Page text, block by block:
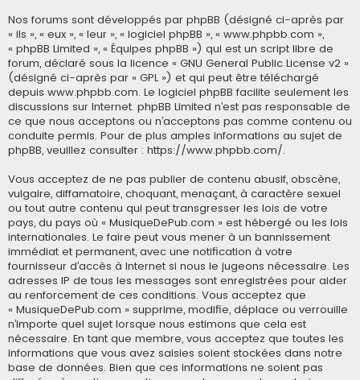
Nos forums sont développés par phpBB (désigné ci-après par
« ils », « eux », « leur », « logiciel phpBB », « www.phpbb.com »,
« phpBB Limited », « Équipes phpBB ») qui est un script libre de
forum, déclaré sous la licence « GNU General Public License v2 »
(désigné ci-après par « GPL ») et qui peut être téléchargé
depuis www.phpbb.com. Le logiciel phpBB facilite seulement les
discussions sur Internet. phpBB Limited n’est pas responsable de
ce que nous acceptons ou n’acceptons pas comme contenu ou
conduite permis. Pour de plus amples informations au sujet de
phpBB, veuillez consulter : https://www.phpbb.com/.
Vous acceptez de ne pas publier de contenu abusif, obscène,
vulgaire, diffamatoire, choquant, menaçant, à caractère sexuel
ou tout autre contenu qui peut transgresser les lois de votre
pays, du pays où « MusiqueDePub.com » est hébergé ou les lois
internationales. Le faire peut vous mener à un bannissement
immédiat et permanent, avec une notification à votre
fournisseur d’accès à Internet si nous le jugeons nécessaire. Les
adresses IP de tous les messages sont enregistrées pour aider
au renforcement de ces conditions. Vous acceptez que
« MusiqueDePub.com » supprime, modifie, déplace ou verrouille
n’importe quel sujet lorsque nous estimons que cela est
nécessaire. En tant que membre, vous acceptez que toutes les
informations que vous avez saisies soient stockées dans notre
base de données. Bien que ces informations ne soient pas